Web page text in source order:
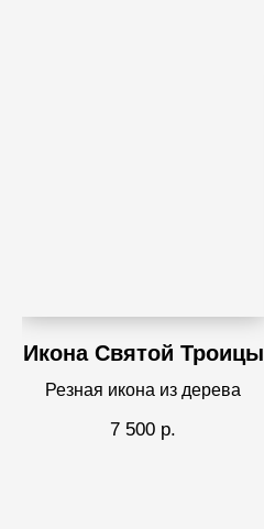
Икона Святой Троицы
Резная икона из дерева
7 500 р.